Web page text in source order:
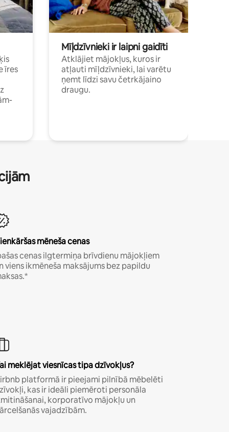
īres
Mīļdzīvnieki ir laipni gaidīti
Atklājiet mājokļus, kuros ir
atļauti mīļdzīvnieki, lai varētu
ņemt līdzi savu četrkājaino
draugu.
mēneša cenas
cenas ilgtermiņa brīvdienu mājokļiem
viens ikmēneša maksājums bez papildu
meklējat viesnīcas tipa dzīvokļus?
platformā ir pieejami pilnībā mēbelēti
kas ir ideāli piemēroti personāla
korporatīvo mājokļu un
vajadzībām.